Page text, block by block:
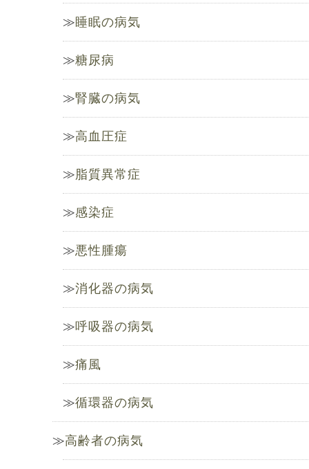
睡眠の病気
糖尿病
腎臓の病気
高血圧症
脂質異常症
感染症
悪性腫瘍
消化器の病気
呼吸器の病気
痛風
循環器の病気
高齢者の病気